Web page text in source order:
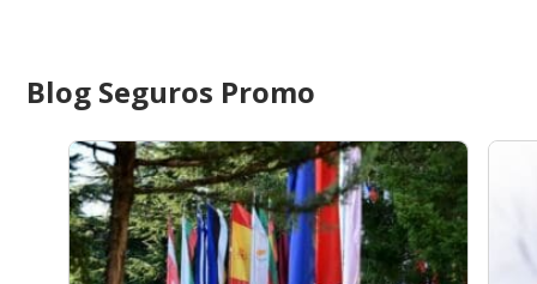
Blog Seguros Promo